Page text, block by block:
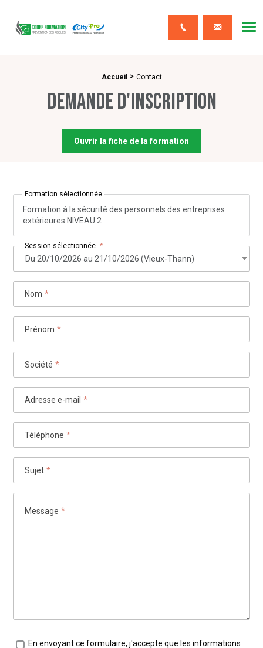
Contact
Accueil > Contact
Demande d'inscription
Ouvrir la fiche de la formation
Formation sélectionnée
Formation à la sécurité des personnels des entreprises
extérieures NIVEAU 2
Session sélectionnée *
Nom *
Prénom *
Société *
Adresse e-mail *
Téléphone *
Sujet *
Message *
Traitement des données *
En envoyant ce formulaire, j'accepte que les informations